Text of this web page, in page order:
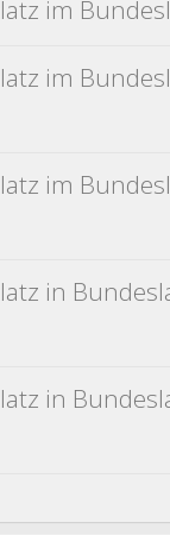
im
im
im
in
in